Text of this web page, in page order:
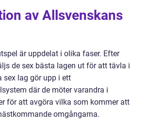
av Allsvenskans
är uppdelat i olika faser. Efter
de sex bästa lagen ut för att tävla i
sex lag gör upp i ett
där de möter varandra i
för att avgöra vilka som kommer att
omgångarna.